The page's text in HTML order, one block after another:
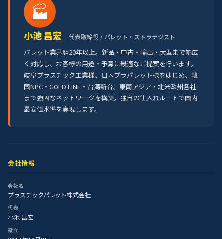
🏭
小池 昌宏 代表取締役 / パレット・ストラテジスト
パレット業界歴20年以上。新品・中古・輸出・大型まで幅広
く対応し、お客様の用途・予算に最適なご提案を行います。
岐阜プラスチック工業様、日本プラパレット様をはじめ、韓
国NPC・GOLD LINE・台湾新台、東南アジア・北米欧州各社
まで強固なネットワークを構築。独自の仕入れルートで国内
最安値水準を実現します。
会社情報
会社名
プラスチックパレット株式会社
代表
小池 昌宏
設立